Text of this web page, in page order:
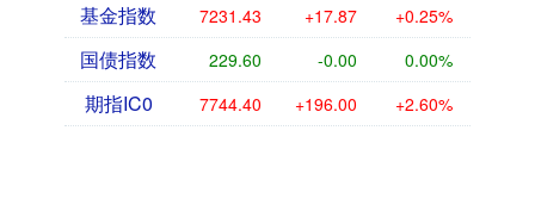
基金指数 7231.43 +17.87 +0.25%
国债指数 229.60 -0.00 0.00%
期指IC0 7744.40 +196.00 +2.60%